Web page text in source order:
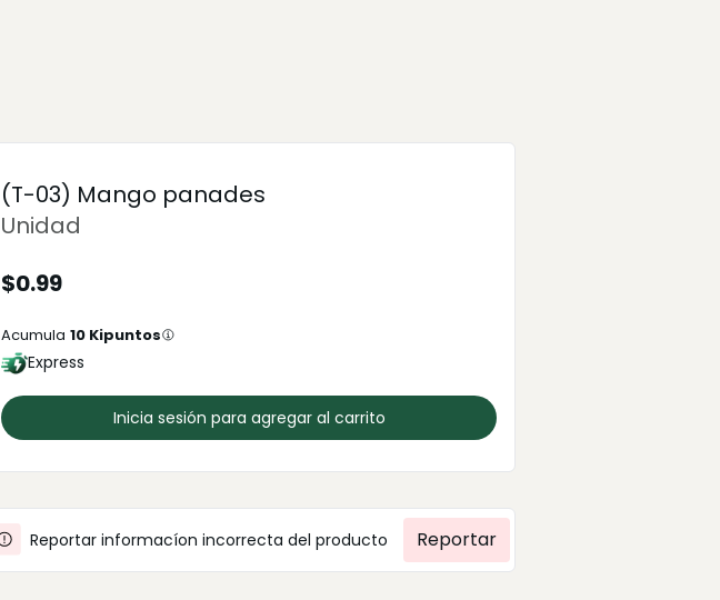
(T-03) Mango panades
Unidad
$0.99
Acumula 10 Kipuntos
Express
Inicia sesión para agregar al carrito
Reportar informacíon incorrecta del producto Reportar